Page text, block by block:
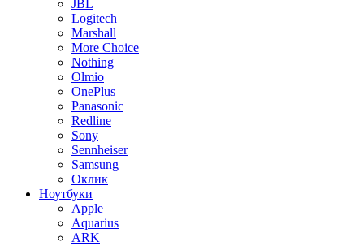
JBL
Logitech
Marshall
More Choice
Nothing
Olmio
OnePlus
Panasonic
Redline
Sony
Sennheiser
Samsung
Оклик
Ноутбуки
Apple
Aquarius
ARK